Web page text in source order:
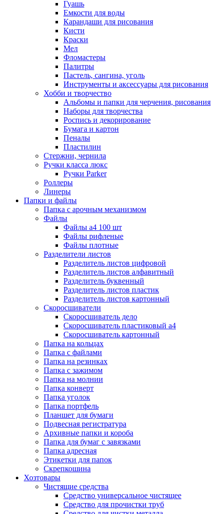
Гуашь
Емкости для воды
Карандаши для рисования
Кисти
Краски
Мел
Фломастеры
Палитры
Пастель, сангина, уголь
Инструменты и аксессуары для рисования
Хобби и творчество
Альбомы и папки для черчения, рисования
Наборы для творчества
Роспись и декорирование
Бумага и картон
Пеналы
Пластилин
Стержни, чернила
Ручки класса люкс
Ручки Parker
Роллеры
Линеры
Папки и файлы
Папка с арочным механизмом
Файлы
Файлы а4 100 шт
Файлы рифленые
Файлы плотные
Разделители листов
Разделитель листов цифровой
Разделитель листов алфавитный
Разделитель буквенный
Разделитель листов пластик
Разделитель листов картонный
Скоросшиватели
Скоросшиватель дело
Скоросшиватель пластиковый а4
Скоросшиватель картонный
Папка на кольцах
Папка с файлами
Папка на резинках
Папка с зажимом
Папка на молнии
Папка конверт
Папка уголок
Папка портфель
Планшет для бумаги
Подвесная регистратура
Архивные папки и короба
Папка для бумаг с завязками
Папка адресная
Этикетки для папок
Скрепкошина
Хозтовары
Чистящие средства
Средство универсальное чистящее
Средство для прочистки труб